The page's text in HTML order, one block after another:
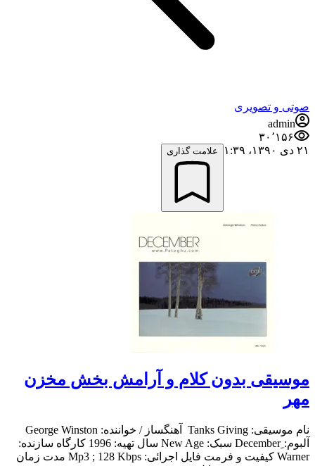
صوتی و تصویری
admin
۳۰٬۱۵۶
۲۱ دی ۱۳۹۰،‏ ۱:۳۹
علامت گذاری
موسیقی بدون کلام و آرامش بخش مخزن
مهر
نام موسیقی: Tanks Giving آهنگساز / خواننده: George Winston
آلبوم: ِDecember سبک: New Age سال تهیه: 1996 کارگاه سازنده:
Warner کیفیت و فرمت فایل اجرائی: Mp3 ; 128 Kbps مدت زمان